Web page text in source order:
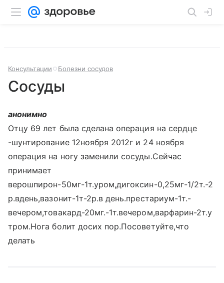
Консультации Болезни сосудов
Сосуды
анонимно
Отцу 69 лет была сделана операция на сердце
-шунтирование 12ноября 2012г и 24 ноября
операция на ногу заменили сосуды.Сейчас
принимает
верошпирон-50мг-1т.уром,дигоксин-0,25мг-1/2т.-2
р.вдень,вазонит-1т-2р.в день.престариум-1т.-
вечером,товакард-20мг.-1т.вечером,варфарин-2т.у
тром.Нога болит досих пор.Посоветуйте,что
делать